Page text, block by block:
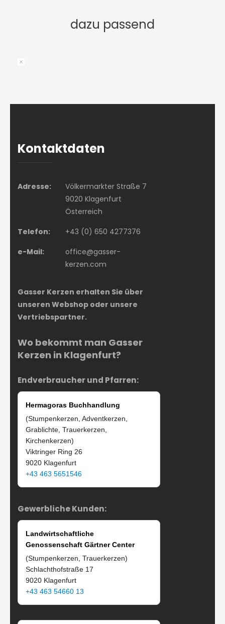
dazu passend
Kontaktdaten
Adresse:
Völkermarkter Straße 7
9020 Klagenfurt
Österreich
Telefon:
+43 (0) 650 4277376
e-Mail:
office@gasser-
kerzen.com
Gasser Kerzen erhalten Sie über
unseren Webshop oder unsere
Vertriebspartner.
Wo bekommt man Gasser
Kerzen in Klagenfurt?
Endverbraucher und Pfarren:
Hermagoras Buchhandlung
(Stumpenkerzen, Adventkerzen,
Grablichte, Trauerkerzen,
Kirchenkerzen)
Viktringer Ring 26
9020 Klagenfurt
+43 463 5651546
Gewerbliche Kunden:
Landwirtschaftliche
Genossenschaft Gärtner Center
(Stumpenkerzen, Trauerkerzen)
Schlachthofstraße 17
9020 Klagenfurt
+43 463 54660 13